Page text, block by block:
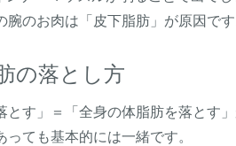
腕のお肉は「皮下脂肪」が原因です
の落とし方
とす」＝「全身の体脂肪を落とす
ても基本的には一緒です。